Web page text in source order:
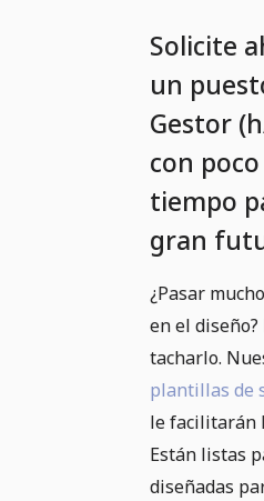
Solicite
un
Gestor
con poco
tiempo
gran
¿Pasar
en el diseño?
tacharlo.
plantillas de
le facilitarán
Están listas
diseñadas